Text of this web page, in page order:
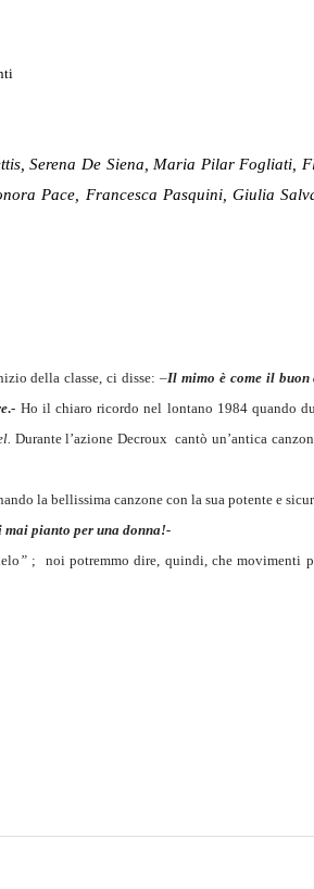
Serena De Siena, Maria Pilar Fogliati,
Pace, Francesca Pasquini, Giulia
della classe, ci disse: –Il mimo è come il
.- Ho il chiaro ricordo nel lontano 1984 quando
Durante l’azione Decroux cantò un’antica
la bellissima canzone con la sua potente e
mai pianto per una donna!-
”;
noi potremmo dire, quindi, che movimenti